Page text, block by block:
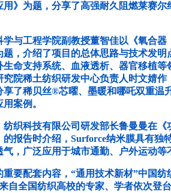
用》为题，分享了高强耐久阻燃莱赛
学与工程学院副教授董智佳以《氧合
题，介绍了项目的总体思路与技术发
生命支持系统、血液透析、器官移植等
究院稀土纺织研发中心负责人时文婧
享了稀贝丝®芯曜、墨暖和哪吒双重温
案例。
纺织科技有限公司研发部长鲁曼曼在
的报告时介绍，Surforce纳米膜具有独
气，广泛应用于城市通勤、户外运动
重要配套内容，“通用技术新材”中国
自全国纺织高校的专家、学者依次登